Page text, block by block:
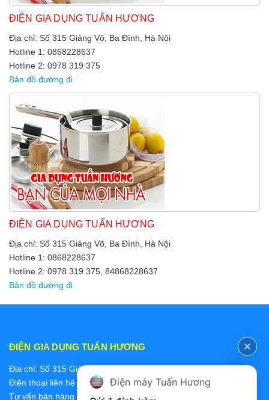
ĐIỆN GIA DỤNG TUẤN HƯƠNG
Địa chỉ: Số 315 Giảng Võ, Ba Đình, Hà Nội
Hotline 1: 0868228637
Hotline 2: 0978 319 375
Bản đồ đường đi
ĐIỆN GIA DỤNG TUẤN HƯƠNG
Địa chỉ: Số 315 Giảng Võ, Ba Đình, Hà Nội
Hotline 1: 0868228637
Hotline 2: 0978 319 375, 84868228637
Bản đồ đường đi
ĐIỆN GIA DỤNG TUẤN HƯƠNG
Địa chỉ: Số 315 Giảng Võ, Ba Đình, Hà Nội
Điện thoại liên hệ các bộ phận:
Tư vấn bán hàng 2: 0868228637
Điện máy Tuấn Hương